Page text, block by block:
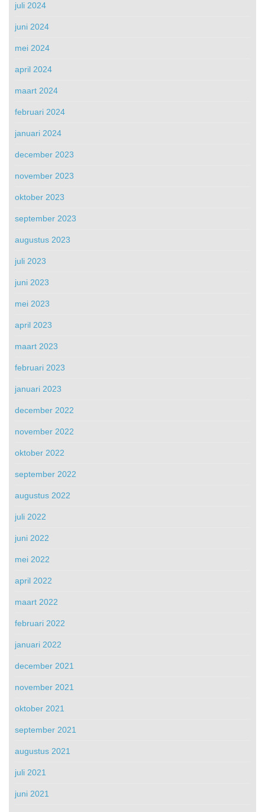
juli 2024
juni 2024
mei 2024
april 2024
maart 2024
februari 2024
januari 2024
december 2023
november 2023
oktober 2023
september 2023
augustus 2023
juli 2023
juni 2023
mei 2023
april 2023
maart 2023
februari 2023
januari 2023
december 2022
november 2022
oktober 2022
september 2022
augustus 2022
juli 2022
juni 2022
mei 2022
april 2022
maart 2022
februari 2022
januari 2022
december 2021
november 2021
oktober 2021
september 2021
augustus 2021
juli 2021
juni 2021